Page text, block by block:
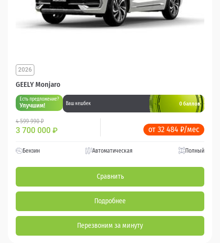
GEELY Monjaro
2026
Есть предложение?
Улучшим! Ваш кешбек 0 баллов
4 599 990 ₽
3 700 000 ₽ от 32 484 ₽/мес
Бензин Автоматическая Полный
Сравнить
Подробнее
Перезвоним за минуту